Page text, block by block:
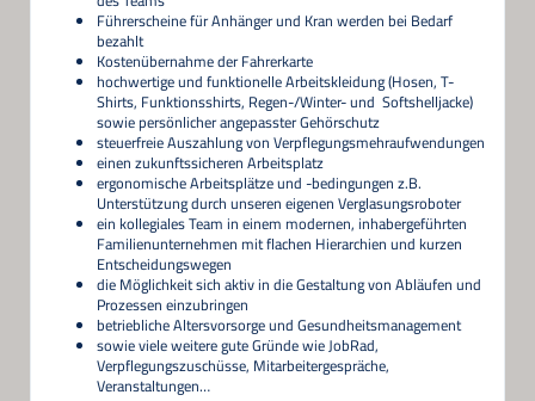
Führerscheine für Anhänger und Kran werden bei Bedarf
bezahlt
Kostenübernahme der Fahrerkarte
hochwertige und funktionelle Arbeitskleidung (Hosen, T-
Shirts, Funktionsshirts, Regen-/Winter- und Softshelljacke)
sowie persönlicher angepasster Gehörschutz
steuerfreie Auszahlung von Verpflegungsmehraufwendungen
einen zukunftssicheren Arbeitsplatz
ergonomische Arbeitsplätze und -bedingungen z.B.
Unterstützung durch unseren eigenen Verglasungsroboter
ein kollegiales Team in einem modernen, inhabergeführten
Familienunternehmen mit flachen Hierarchien und kurzen
Entscheidungswegen
die Möglichkeit sich aktiv in die Gestaltung von Abläufen und
Prozessen einzubringen
betriebliche Altersvorsorge und Gesundheitsmanagement
sowie viele weitere gute Gründe wie JobRad,
Verpflegungszuschüsse, Mitarbeitergespräche,
Veranstaltungen…